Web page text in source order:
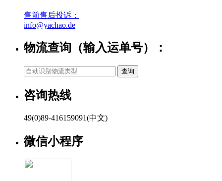
售前售后投诉：
info@yachao.de
物流查询（输入运单号）：
咨询热线
49(0)89-416159091(中文)
微信小程序